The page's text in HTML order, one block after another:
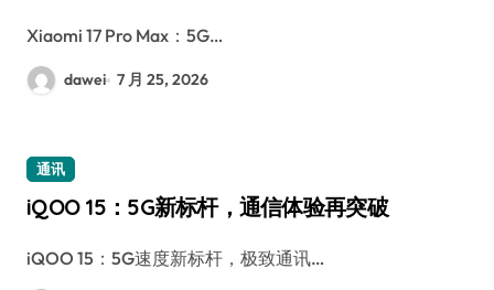
Xiaomi 17 Pro Max：5G…
dawei 7 月 25, 2026
通讯
iQOO 15：5G新标杆，通信体验再突破
iQOO 15：5G速度新标杆，极致通讯…